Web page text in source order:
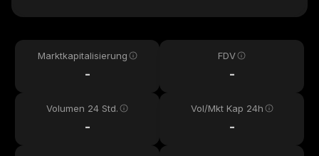
Marktkapitalisierung
-
FDV
-
Volumen 24 Std.
-
Vol/Mkt Kap 24h
-